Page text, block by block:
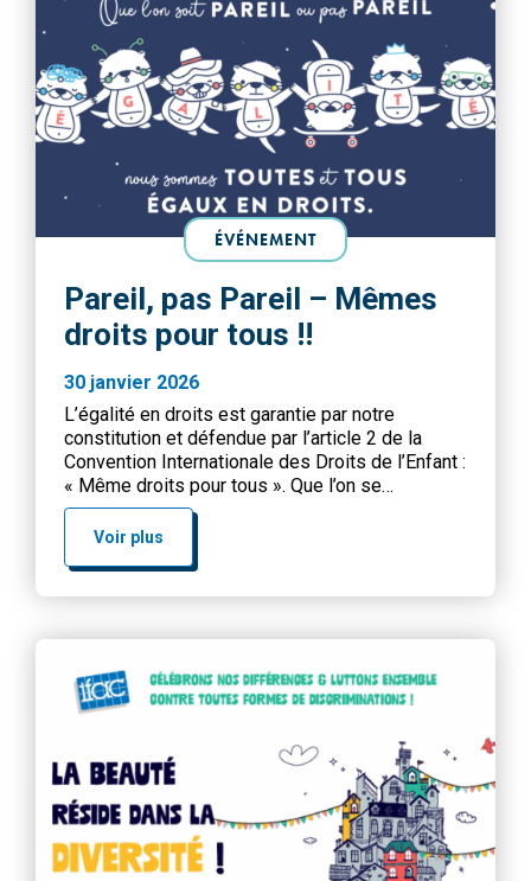
ÉVÉNEMENT
Pareil, pas Pareil – Mêmes
droits pour tous !!
30 janvier 2026
L’égalité en droits est garantie par notre
constitution et défendue par l’article 2 de la
Convention Internationale des Droits de l’Enfant :
« Même droits pour tous ». Que l’on se
ressemble ou non, nous sommes toutes et tous
égaux en droits. Le principe d’égalité suppose
Voir plus